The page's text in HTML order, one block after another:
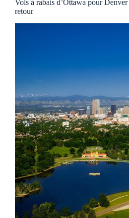
Vols à rabais d’Ottawa pour
retour